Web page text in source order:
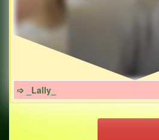
➩ _Lally_